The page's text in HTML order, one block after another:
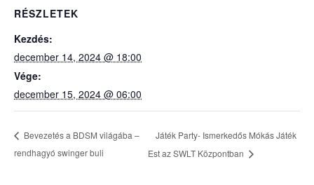
RÉSZLETEK
Kezdés:
december 14, 2024 @ 18:00
Vége:
december 15, 2024 @ 06:00
Bevezetés a BDSM világába –
rendhagyó swinger buli
Játék Party- Ismerkedős Mókás Játék
Est az SWLT Központban